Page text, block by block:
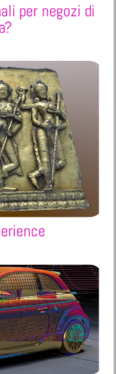
per negozi di